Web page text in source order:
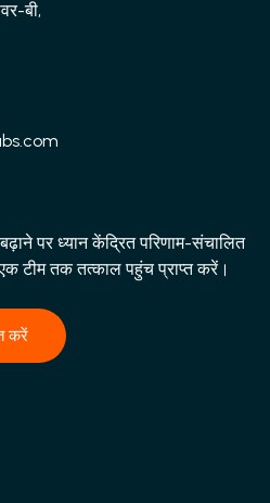
बी,
पर ध्यान केंद्रित परिणाम-संचालित
टीम तक तत्काल पहुंच प्राप्त करें।
करें